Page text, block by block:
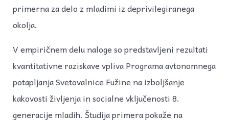
primerna za delo z mladimi iz deprivilegiranega
okolja.
V empiričnem delu naloge so predstavljeni rezultati
kvantitativne raziskave vpliva Programa avtonomnega
potapljanja Svetovalnice Fužine na izboljšanje
kakovosti življenja in socialne vključenosti 8.
generacije mladih. Študija primera pokaže na